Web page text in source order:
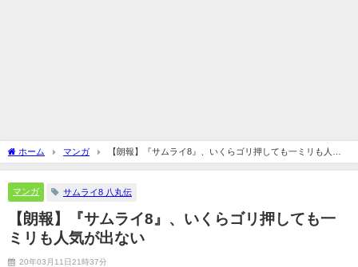
ホーム マンガ
【朗報】『サムライ8』、いくらゴリ押しても一ミリも人気
が出ない
マンガ サムライ8 八丸伝
【朗報】『サムライ8』、いくらゴリ押しても一
ミリも人気が出ない
20年03月11日21時37分